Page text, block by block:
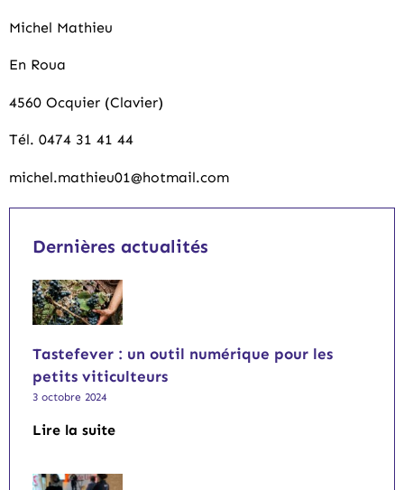
Michel Mathieu
En Roua
4560 Ocquier (Clavier)
Tél. 0474 31 41 44
michel.mathieu01@hotmail.com
Dernières actualités
Tastefever : un outil numérique pour les
petits viticulteurs
3 octobre 2024
Lire la suite